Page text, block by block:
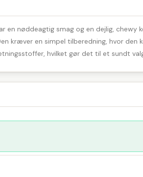
nøddeagtig smag og en dejlig,
kræver en simpel tilberedning, hvor den
hvilket gør det til et sundt